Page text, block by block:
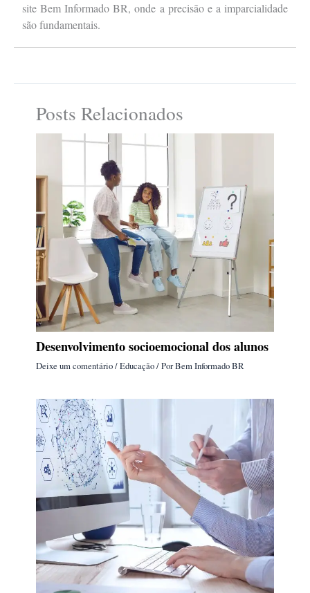
site Bem Informado BR, onde a precisão e a imparcialidade
são fundamentais.
Posts Relacionados
Desenvolvimento socioemocional dos alunos
Deixe um comentário/Educação/ PorBem Informado BR